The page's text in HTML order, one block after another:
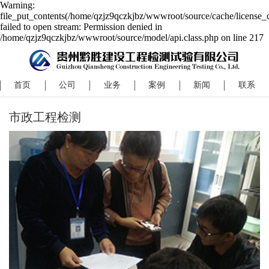
Warning:
file_put_contents(/home/qzjz9qczkjbz/wwwroot/source/cache/
failed to open stream: Permission denied in
/home/qzjz9qczkjbz/wwwroot/source/model/api.class.php on line 217
首页 公司 业务 案例 新闻 联系
市政工程检测